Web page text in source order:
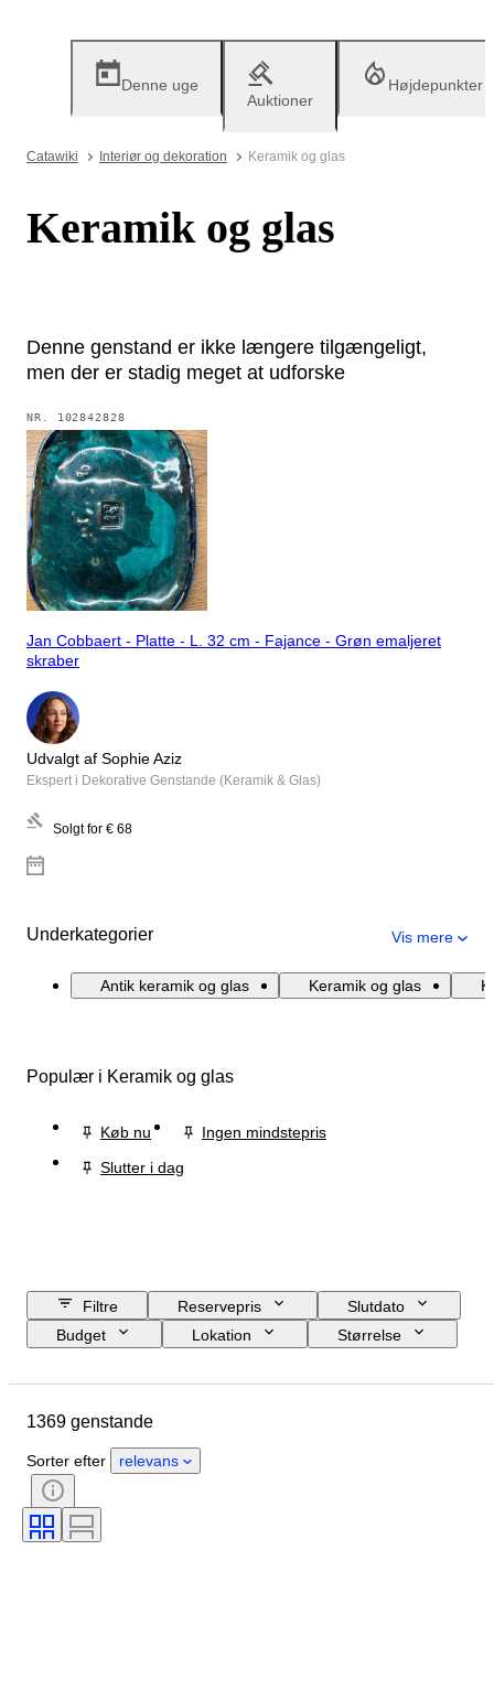
Denne uge
Auktioner
Højdepunkter
Catawiki Interiør og dekoration Keramik og glas
Keramik og glas
Denne genstand er ikke længere tilgængeligt,
men der er stadig meget at udforske
NR. 102842828
Jan Cobbaert - Platte - L. 32 cm - Fajance - Grøn emaljeret
skraber
Udvalgt af Sophie Aziz
Ekspert i Dekorative Genstande (Keramik & Glas)
Solgt for € 68
Underkategorier Vis mere
Antik keramik og glas Keramik og glas
Populær i Keramik og glas
Køb nu
Ingen mindstepris
Slutter i dag
Filtre Reservepris
Slutdato
Budget
Lokation
Størrelse
Køn
Certificering
Stil
Teknik
Farve
Dekor
1369 genstande
Sorter efter relevans